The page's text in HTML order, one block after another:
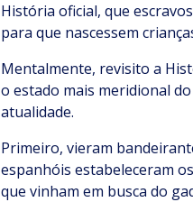
História oficial, que
para que nascessem
Mentalmente, revisito a
o estado mais meridional
atualidade.
Primeiro, vieram
espanhóis estabeleceram os
que vinham em busca do